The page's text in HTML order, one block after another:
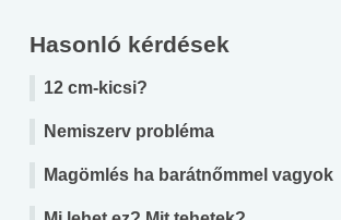
Hasonló kérdések
12 cm-kicsi?
Nemiszerv probléma
Magömlés ha barátnőmmel vagyok